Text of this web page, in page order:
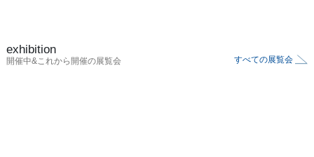
exhibition
開催中&これから開催の展覧会 すべての展覧会